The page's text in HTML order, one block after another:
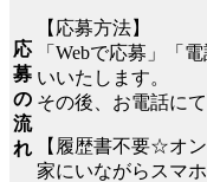
応
募
の
流
れ
【応募方法】
「Webで応募」「
いいたします。
その後、お電話に
【履歴書不要☆オ
家にいながらスマ